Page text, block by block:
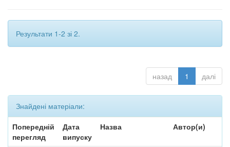
Результати 1-2 зі 2.
назад 1 далі
Знайдені матеріали:
Попередній
перегляд
Дата
випуску
Назва Автор(и)